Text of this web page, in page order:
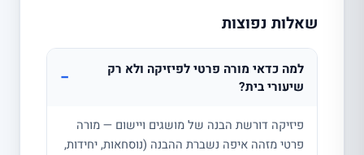
שאלות נפוצות
למה כדאי מורה פרטי לפיזיקה ולא רק
שיעורי בית?
−
פיזיקה דורשת הבנה של מושגים ויישום — מורה
פרטי מזהה איפה נשברת ההבנה (נוסחאות, יחידות,